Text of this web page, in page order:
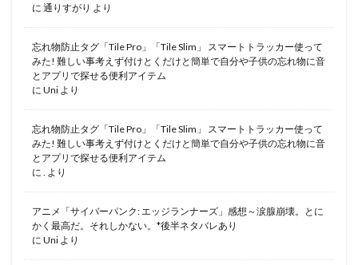
に 通りすがり より
忘れ物防止タグ「Tile Pro」「Tile Slim」 スマートトラッカー使って
みた! 難しい事考えず付けとくだけと簡単で自分や子供の忘れ物に音
とアプリで探せる便利アイテム
に Uni より
忘れ物防止タグ「Tile Pro」「Tile Slim」 スマートトラッカー使って
みた! 難しい事考えず付けとくだけと簡単で自分や子供の忘れ物に音
とアプリで探せる便利アイテム
に
より
アニメ「サイバーパンク: エッジランナーズ」感想～涙腺崩壊。とに
かく最高だ。それしかない。*後半ネタバレあり
に Uni より